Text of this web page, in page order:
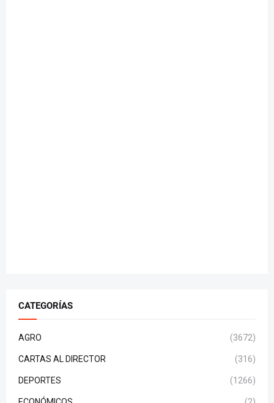
CATEGORÍAS
AGRO (3672)
CARTAS AL DIRECTOR (316)
DEPORTES (1266)